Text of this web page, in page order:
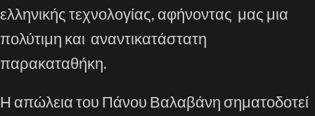
ελληνικής τεχνολογίας, αφήνοντας μας μια
πολύτιμη και αναντικατάστατη
παρακαταθήκη.
Η απώλεια του Πάνου Βαλαβάνη σηματοδοτεί